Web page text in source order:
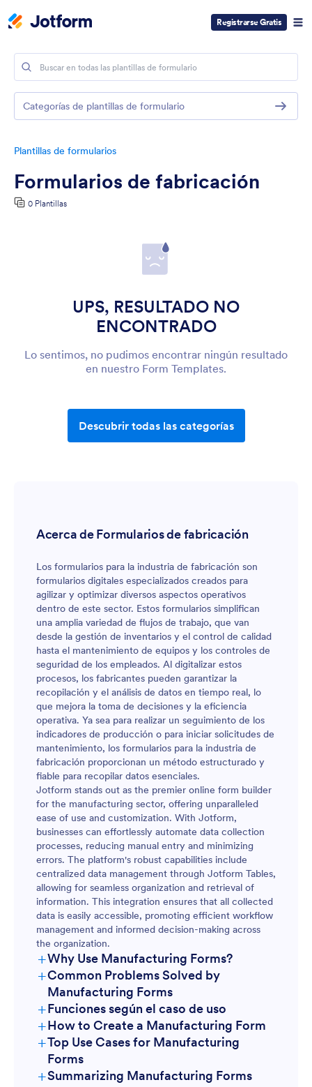
Registrarse Gratis
Plantillas de formularios
Formularios de fabricación
0 Plantillas
UPS, RESULTADO NO
ENCONTRADO
Lo sentimos, no pudimos encontrar ningún resultado
en nuestro Form Templates.
Descubrir todas las categorías
Acerca de Formularios de fabricación
Los formularios para la industria de fabricación son
formularios digitales especializados creados para
agilizar y optimizar diversos aspectos operativos
dentro de este sector. Estos formularios simplifican
una amplia variedad de flujos de trabajo, que van
desde la gestión de inventarios y el control de calidad
hasta el mantenimiento de equipos y los controles de
seguridad de los empleados. Al digitalizar estos
procesos, los fabricantes pueden garantizar la
recopilación y el análisis de datos en tiempo real, lo
que mejora la toma de decisiones y la eficiencia
operativa. Ya sea para realizar un seguimiento de los
indicadores de producción o para iniciar solicitudes de
mantenimiento, los formularios para la industria de
fabricación proporcionan un método estructurado y
fiable para recopilar datos esenciales.
Jotform stands out as the premier online form builder
for the manufacturing sector, offering unparalleled
ease of use and customization. With Jotform,
businesses can effortlessly automate data collection
processes, reducing manual entry and minimizing
errors. The platform's robust capabilities include
centralized data management through Jotform Tables,
allowing for seamless organization and retrieval of
information. This integration ensures that all collected
data is easily accessible, promoting efficient workflow
management and informed decision-making across
the organization.
+Why Use Manufacturing Forms?
+Common Problems Solved by
Manufacturing Forms
+Funciones según el caso de uso
+How to Create a Manufacturing Form
+Top Use Cases for Manufacturing
Forms
For Managers
+Summarizing Manufacturing Forms
Categorías de plantillas de formulario